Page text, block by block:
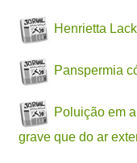
Henrietta
Panspermia
Poluição em
grave que do ar